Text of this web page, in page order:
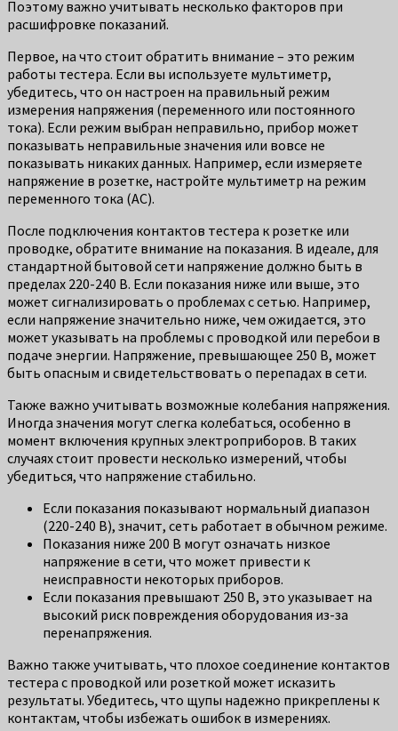
Поэтому важно учитывать несколько факторов при
расшифровке показаний.
Первое, на что стоит обратить внимание – это режим
работы тестера. Если вы используете мультиметр,
убедитесь, что он настроен на правильный режим
измерения напряжения (переменного или постоянного
тока). Если режим выбран неправильно, прибор может
показывать неправильные значения или вовсе не
показывать никаких данных. Например, если измеряете
напряжение в розетке, настройте мультиметр на режим
переменного тока (AC).
После подключения контактов тестера к розетке или
проводке, обратите внимание на показания. В идеале, для
стандартной бытовой сети напряжение должно быть в
пределах 220-240 В. Если показания ниже или выше, это
может сигнализировать о проблемах с сетью. Например,
если напряжение значительно ниже, чем ожидается, это
может указывать на проблемы с проводкой или перебои в
подаче энергии. Напряжение, превышающее 250 В, может
быть опасным и свидетельствовать о перепадах в сети.
Также важно учитывать возможные колебания напряжения.
Иногда значения могут слегка колебаться, особенно в
момент включения крупных электроприборов. В таких
случаях стоит провести несколько измерений, чтобы
убедиться, что напряжение стабильно.
Если показания показывают нормальный диапазон
(220-240 В), значит, сеть работает в обычном режиме.
Показания ниже 200 В могут означать низкое
напряжение в сети, что может привести к
неисправности некоторых приборов.
Если показания превышают 250 В, это указывает на
высокий риск повреждения оборудования из-за
перенапряжения.
Важно также учитывать, что плохое соединение контактов
тестера с проводкой или розеткой может исказить
результаты. Убедитесь, что щупы надежно прикреплены к
контактам, чтобы избежать ошибок в измерениях.